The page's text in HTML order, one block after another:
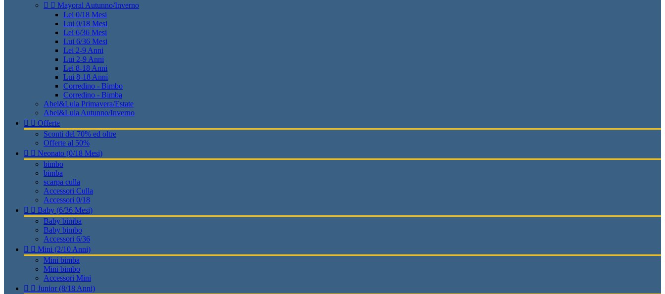
  Mayoral Autunno/Inverno
Lei 0/18 Mesi
Lui 0/18 Mesi
Lei 6/36 Mesi
Lui 6/36 Mesi
Lei 2-9 Anni
Lui 2-9 Anni
Lei 8-18 Anni
Lui 8-18 Anni
Corredino - Bimbo
Corredino - Bimba
Abel&Lula Primavera/Estate
Abel&Lula Autunno/Inverno
  Offerte
Sconti del 70% ed oltre
Offerte al 50%
  Neonato (0/18 Mesi)
bimbo
bimba
scarpa culla
Accessori Culla
Accessori 0/18
  Baby (6/36 Mesi)
Baby bimba
Baby bimbo
Accessori 6/36
  Mini (2/10 Anni)
Mini bimba
Mini bimbo
Accessori Mini
  Junior (8/18 Anni)